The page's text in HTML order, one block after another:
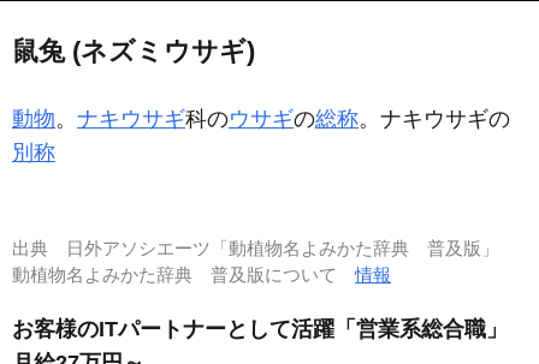
鼠兔 (ネズミウサギ)
動物。 ナキウサギ科のウサギの総称。ナキウサギの
別称
出典
日外アソシエーツ「動植物名よみかた辞典 普及版」
動植物名よみかた辞典 普及版について情報
お客様のITパートナーとして活躍「営業系総合職」